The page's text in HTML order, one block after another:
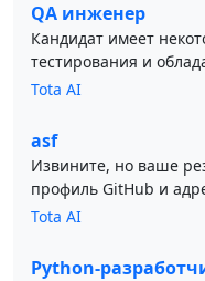
QA инженер
Кандидат имеет
тестирования и
Tota AI
asf
Извините, но ваше
профиль GitHub и
Tota AI
Python-